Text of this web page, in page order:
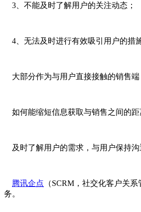
3、不能及时了解用户的关注动态；
4、无法及时进行有效吸引用户的措
大部分作为与用户直接接触的销售端
如何能缩短信息获取与销售之间的距
及时了解用户的需求，与用户保持沟
腾讯企点 （SCRM，社交化客户关
务。